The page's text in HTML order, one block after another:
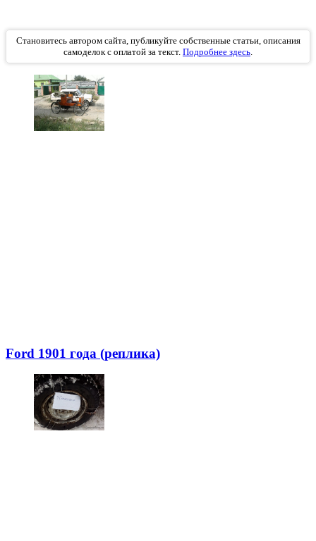
Становитесь автором сайта, публикуйте собственные статьи, описания
самоделок с оплатой за текст. Подробнее здесь.
Ford 1901 года (реплика)